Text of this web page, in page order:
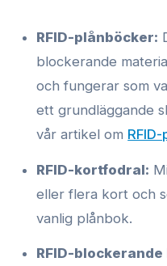
RFID-plånböcker:
blockerande
och fungerar som
ett grundläggande
vår artikel om
RFID-kortfodral:
eller flera kort och
vanlig plånbok.
RFID-